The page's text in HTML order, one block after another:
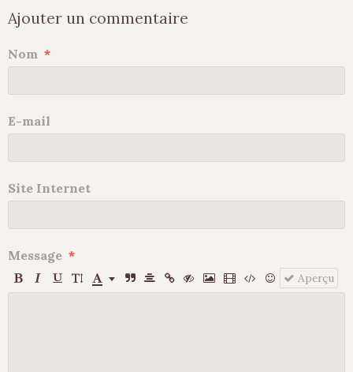
Ajouter un commentaire
Nom
E-mail
Site Internet
Message
Aperçu